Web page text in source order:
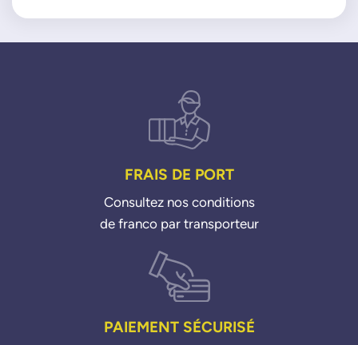
FRAIS DE PORT
Consultez nos conditions
de franco par transporteur
PAIEMENT SÉCURISÉ